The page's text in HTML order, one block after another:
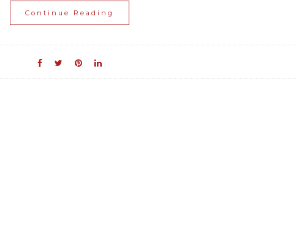
Continue Reading